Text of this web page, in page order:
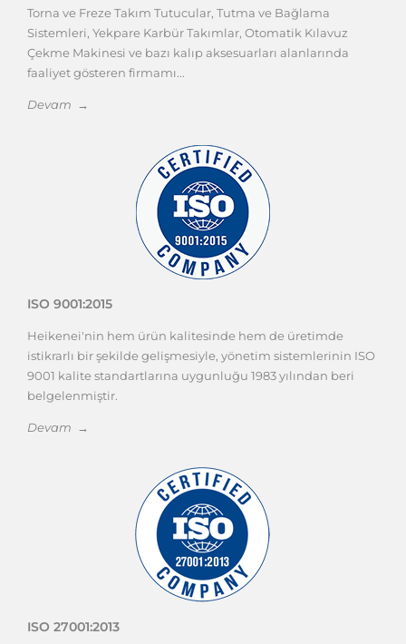
Torna ve Freze Takım Tutucular, Tutma ve Bağlama
Sistemleri, Yekpare Karbür Takımlar, Otomatik Kılavuz
Çekme Makinesi ve bazı kalıp aksesuarları alanlarında
faaliyet gösteren firmamı...
Devam →
ISO 9001:2015
Heikenei'nin hem ürün kalitesinde hem de üretimde
istikrarlı bir şekilde gelişmesiyle, yönetim sistemlerinin ISO
9001 kalite standartlarına uygunluğu 1983 yılından beri
belgelenmiştir.
Devam →
ISO 27001:2013